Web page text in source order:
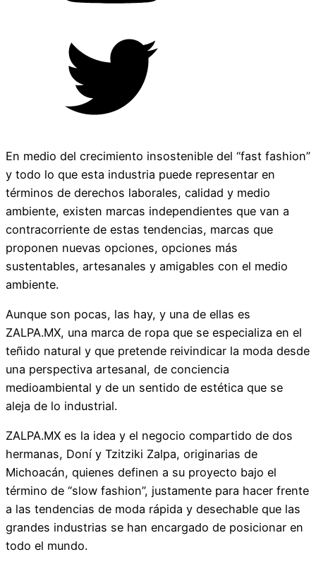
En medio del crecimiento insostenible del “fast fashion”
y todo lo que esta industria puede representar en
términos de derechos laborales, calidad y medio
ambiente, existen marcas independientes que van a
contracorriente de estas tendencias, marcas que
proponen nuevas opciones, opciones más
sustentables, artesanales y amigables con el medio
ambiente.
Aunque son pocas, las hay, y una de ellas es
ZALPA.MX, una marca de ropa que se especializa en el
teñido natural y que pretende reivindicar la moda desde
una perspectiva artesanal, de conciencia
medioambiental y de un sentido de estética que se
aleja de lo industrial.
ZALPA.MX es la idea y el negocio compartido de dos
hermanas, Doní y Tzitziki Zalpa, originarias de
Michoacán, quienes definen a su proyecto bajo el
término de “slow fashion”, justamente para hacer frente
a las tendencias de moda rápida y desechable que las
grandes industrias se han encargado de posicionar en
todo el mundo.